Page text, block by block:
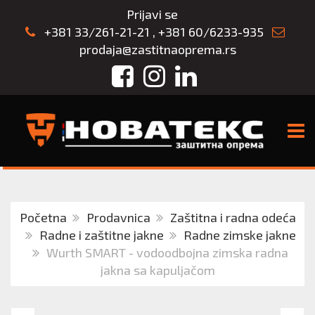
Prijavi se
+381 33/261-21-21 , +381 60/6233-935
prodaja@zastitnaoprema.rs
FacebookInstagram
LinkedIn
Početna Prodavnica
Zaštitna i radna odeća
Radne i zaštitne jakne
Radne zimske jakne
Wurth SMART - vodoodbojna zimska radna
jakna sa kapuljačom